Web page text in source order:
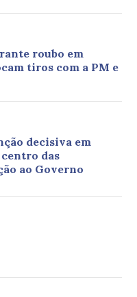
roubo em
tiros com a PM e
decisiva em
das
ao Governo